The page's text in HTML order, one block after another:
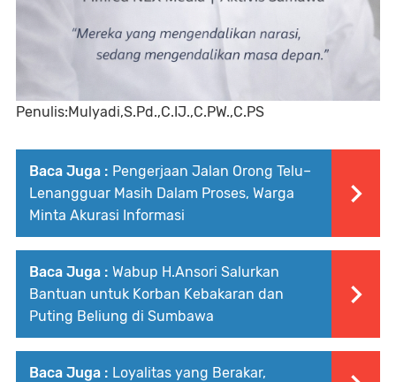
Penulis:Mulyadi,S.Pd.,C.IJ.,C.PW.,C.PS
Baca Juga : Pengerjaan Jalan Orong Telu–
Lenangguar Masih Dalam Proses, Warga
Minta Akurasi Informasi
Baca Juga : Wabup H.Ansori Salurkan
Bantuan untuk Korban Kebakaran dan
Puting Beliung di Sumbawa
Baca Juga : Loyalitas yang Berakar,